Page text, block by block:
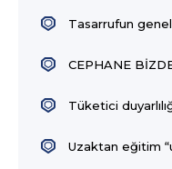
Tasarrufun
CEPHANE
Tüketici
Uzaktan eğitim